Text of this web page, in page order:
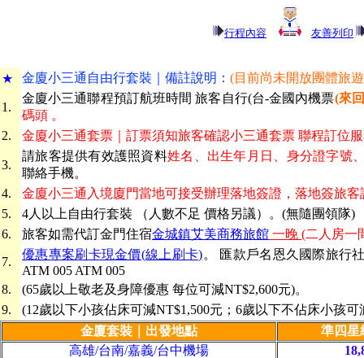
行程內容 友善列印
★ 金廈小三通自由行套裝｜備註說明： (目前尚未開放團體旅
1.
金廈小三通聯程預訂航班時間 旅客自行(台-金國內機票(來
碼頭 。
2.
金廈小三通套票｜訂票須知旅客確認小三通套票 聯程訂位
3.
請旅客提供有效護照資料姓名、出生年月日、身分證字號
聯絡手機。
4.
金廈小三通入境廈門當地可接受辦理落地簽證，落地簽旅
5.
4人以上自由行套裝 （人數不足 價格另議）。(無隨團領隊)
6.
旅客如需代訂金門住宿金城鎮艾美商務旅館 一晚 (二人房一
7.
優惠專案刷卡現金價(線上刷卡)。 匯款戶名恩久國際旅行
ATM 005 ATM 005
8.
(65歲以上敬老及身障優惠 每位可減NT$2,600元)。
9.
(12歲以下小孩佔床可減NT$1,500元；6歲以下不佔床小孩可
金廈套裝｜出發地點
準四星
高雄/台南/嘉義/台中機場